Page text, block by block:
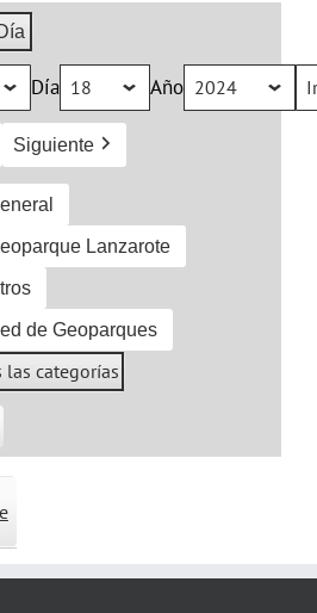
Día Año
Siguiente
Lanzarote
de Geoparques
las categorías